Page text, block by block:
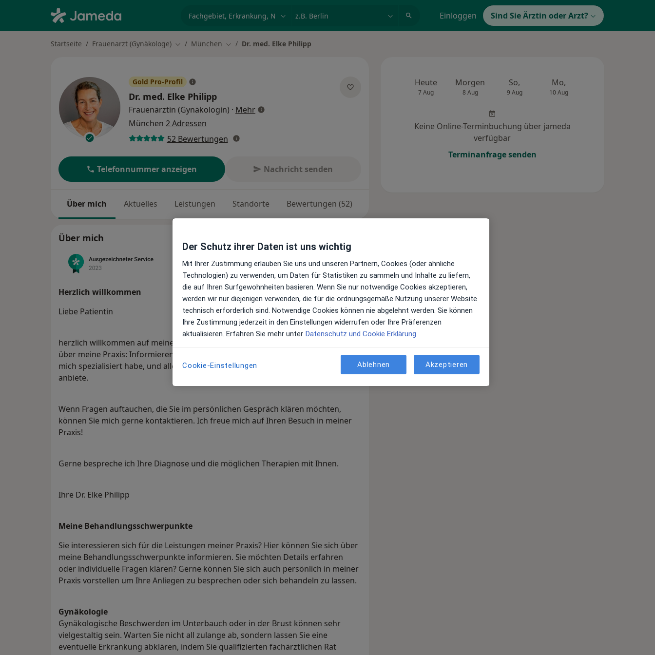
Einloggen Sind Sie Ärztin oder Arzt?
Startseite Frauenarzt (Gynäkologe) Stadt ändern
München Stadt ändern
Dr. med. Elke Philipp
Gold Pro-Profil
Dr. med. Elke Philipp
Frauenärztin (Gynäkologin) · Mehrüber Spezialisierungen
München 2 Adressen
52 Bewertungen
Telefonnummer anzeigen Nachricht senden
Über mich Aktuelles Leistungen Standorte Bewertungen (52)
Über mich
Herzlich willkommen
Liebe Patientin
herzlich willkommen auf meinem jameda-Profil! Hier erfahren Sie Wissenswertes
über meine Praxis: Informieren Sie sich in Ruhe über die Fachgebiete, auf die ich
mich spezialisiert habe, und alle weiteren Leistungen, die ich in meiner Praxis
anbiete.
Wenn Fragen auftauchen, die Sie im persönlichen Gespräch klären möchten,
können Sie mich gerne kontaktieren. Ich freue mich auf Ihren Besuch in meiner
Praxis!
Gerne bespreche ich Ihre Diagnose und die möglichen Therapien mit Ihnen.
Ihre Dr. Elke Philipp
Meine Behandlungs­schwerpunkte
Sie interessieren sich für die Leistungen meiner Praxis? Hier können Sie sich über
meine Behandlungsschwerpunkte informieren. Sie möchten Details erfahren
oder individuelle Fragen klären? Gerne können Sie sich auch persönlich in meiner
Praxis vorstellen um Ihre Anliegen zu besprechen oder sich behandeln zu lassen.
Gynäkologie
Gynäkologische Beschwerden im Unterbauch oder in der Brust können sehr
vielgestaltig sein. Warten Sie nicht all zulange ab, sondern lassen Sie eine
eventuelle Erkrankung abklären, indem Sie qualifizierten fachärztlichen Rat
Heute
7 Aug
Morgen
8 Aug
So,
9 Aug
Mo,
10 Aug
Keine Online-Terminbuchung über jameda
verfügbar
Terminanfrage senden
Der Schutz ihrer Daten ist uns wichtig
Mit Ihrer Zustimmung erlauben Sie uns und unseren Partnern, Cookies (oder ähnliche
Technologien) zu verwenden, um Daten für Statistiken zu sammeln und Inhalte zu liefern,
die auf Ihren Surfgewohnheiten basieren. Wenn Sie nur notwendige Cookies akzeptieren,
werden wir nur diejenigen verwenden, die für die ordnungsgemäße Nutzung unserer Website
technisch erforderlich sind. Notwendige Cookies können nie abgelehnt werden. Sie können
Ihre Zustimmung jederzeit in den Einstellungen widerrufen oder Ihre Präferenzen
aktualisieren. Erfahren Sie mehr unter Datenschutz und Cookie Erklärung
Cookie-Einstellungen Ablehnen Akzeptieren